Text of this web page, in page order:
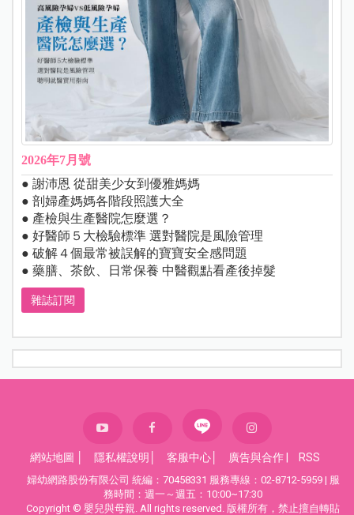
2026年7月號
● 謝沛恩 從甜美少女到優雅媽媽
● 剖婦產媽媽各階段照護大全
● 產檢與生產醫院怎麼選？
● 好醫師５大檢驗標準 選對醫院是風險管理
● 破解４個最常被誤解的寶寶安全感問題
● 藥膳、茶飲、日常保養 中醫觀點看產後掉髮
雜誌訂閱
網站地圖 隱私權說明 客服中心 廣告與合作 RSS
婦幼網路股份有限公司 統編：70458331 服務專線：02-8712-5959 | 服
務時間：週一～週五：10:00~17:30
Copyright © 嬰兒與母親. All rights reserved. 版權所有，禁止擅自轉貼